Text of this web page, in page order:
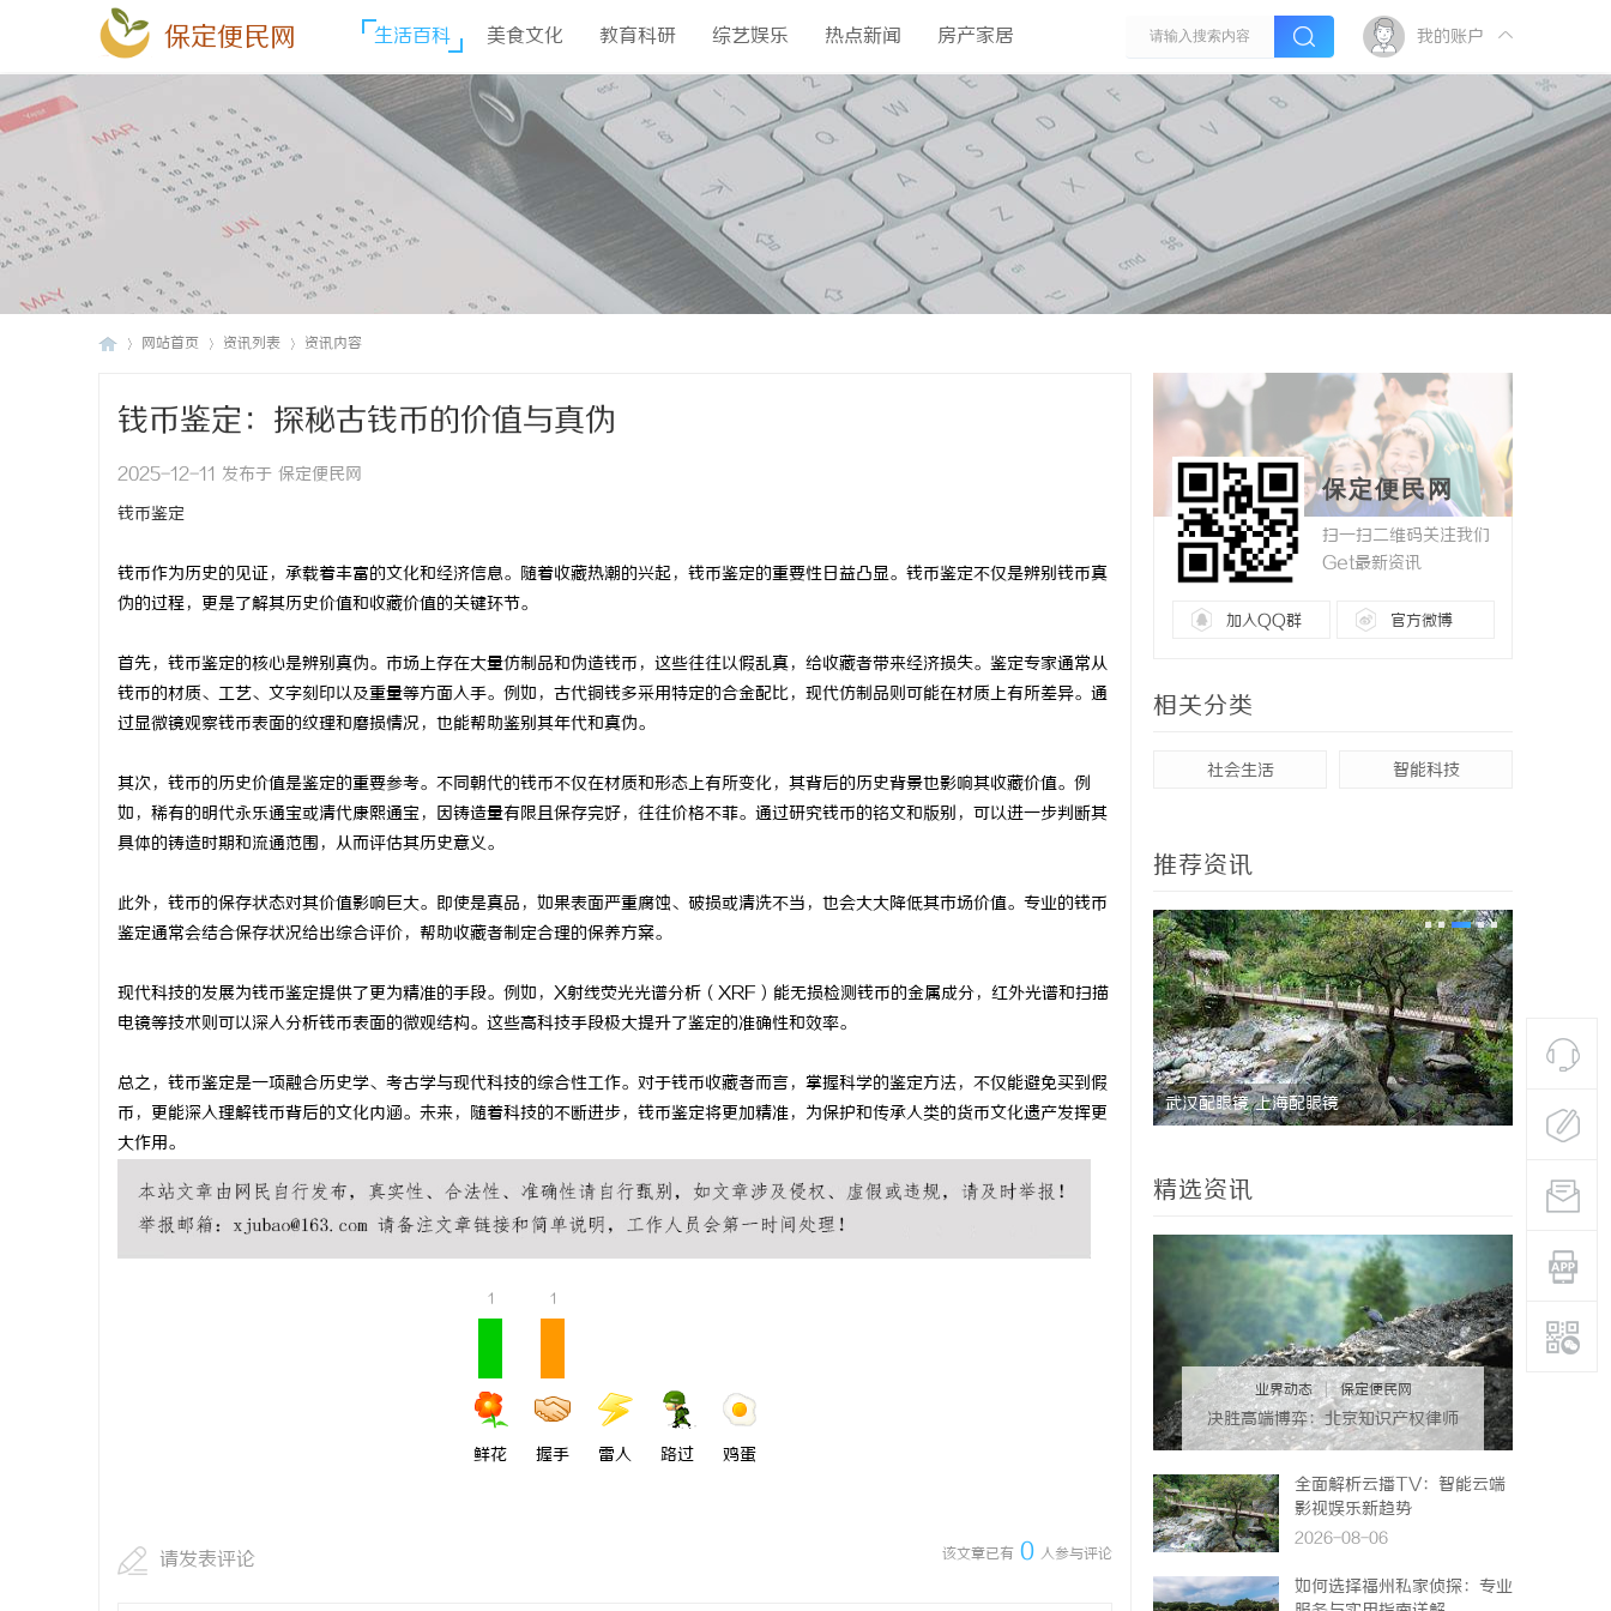
保定便民网 生活百科 美食文化 教育科研 综艺娱乐 热点新闻 房产家居 我的账户
网站首页 资讯列表 资讯内容
钱币鉴定：探秘古钱币的价值与真伪
2025-12-11 发布于 保定便民网
钱币鉴定
钱币作为历史的见证，承载着丰富的文化和经济信息。随着收藏热潮的兴起，钱币鉴定的重要性日益凸显。钱币鉴定不仅是辨别钱币真
伪的过程，更是了解其历史价值和收藏价值的关键环节。
首先，钱币鉴定的核心是辨别真伪。市场上存在大量仿制品和伪造钱币，这些往往以假乱真，给收藏者带来经济损失。鉴定专家通常从
钱币的材质、工艺、文字刻印以及重量等方面入手。例如，古代铜钱多采用特定的合金配比，现代仿制品则可能在材质上有所差异。通
过显微镜观察钱币表面的纹理和磨损情况，也能帮助鉴别其年代和真伪。
其次，钱币的历史价值是鉴定的重要参考。不同朝代的钱币不仅在材质和形态上有所变化，其背后的历史背景也影响其收藏价值。例
如，稀有的明代永乐通宝或清代康熙通宝，因铸造量有限且保存完好，往往价格不菲。通过研究钱币的铭文和版别，可以进一步判断其
具体的铸造时期和流通范围，从而评估其历史意义。
此外，钱币的保存状态对其价值影响巨大。即使是真品，如果表面严重腐蚀、破损或清洗不当，也会大大降低其市场价值。专业的钱币
鉴定通常会结合保存状况给出综合评价，帮助收藏者制定合理的保养方案。
现代科技的发展为钱币鉴定提供了更为精准的手段。例如，X射线荧光光谱分析（XRF）能无损检测钱币的金属成分，红外光谱和扫描
电镜等技术则可以深入分析钱币表面的微观结构。这些高科技手段极大提升了鉴定的准确性和效率。
总之，钱币鉴定是一项融合历史学、考古学与现代科技的综合性工作。对于钱币收藏者而言，掌握科学的鉴定方法，不仅能避免买到假
币，更能深入理解钱币背后的文化内涵。未来，随着科技的不断进步，钱币鉴定将更加精准，为保护和传承人类的货币文化遗产发挥更
大作用。
1
鲜花
1
握手 雷人 路过 鸡蛋
该文章已有 0 人参与评论
请发表评论
保定便民网
扫一扫二维码关注我们
Get最新资讯
加入QQ群 官方微博
相关分类
社会生活 智能科技
推荐资讯
东莞南城舒适化正畸全科 & 数字化种植诊疗 武汉配眼镜 上海配眼镜 武汉配眼镜 上海配眼镜 武汉配眼
精选资讯
业界动态 | 保定便民网
决胜高端博弈：北京知识产权律师
在疑难复杂案件中的破局之道
全面解析云播TV：智能云端
影视娱乐新趋势
2026-08-06
如何选择福州私家侦探：专业